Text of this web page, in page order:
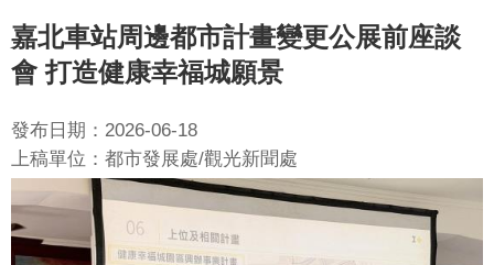
品
牌
識
嘉
義
新
聞
嘉北車站周邊都市計畫變更公展前座談
會 打造健康幸福城願景
發布日期：2026-06-18
上稿單位：都市發展處/觀光新聞處